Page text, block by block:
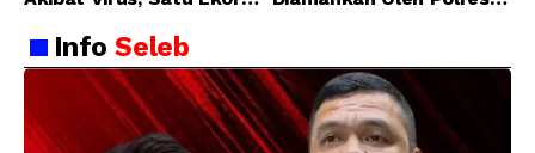
Membaik
InfoSeleb